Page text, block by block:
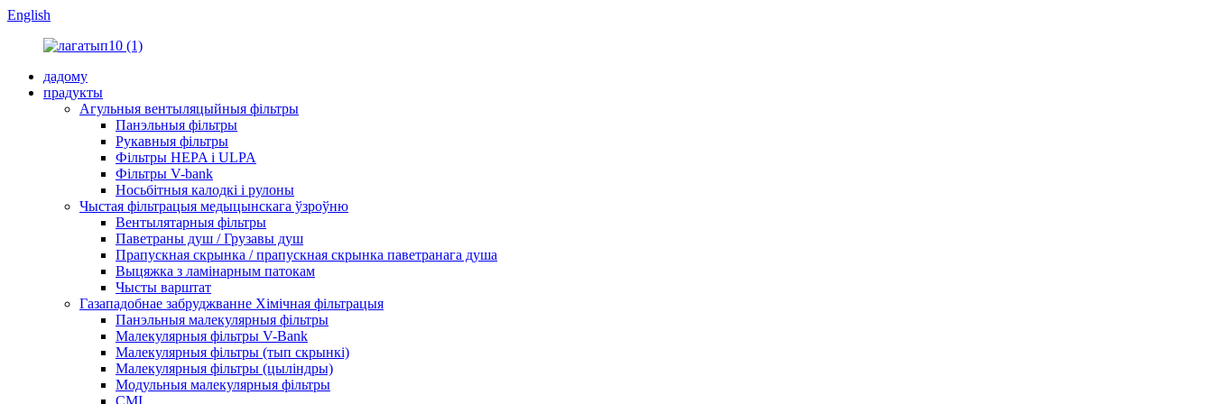
English
дадому
прадукты
Агульныя вентыляцыйныя фільтры
Панэльныя фільтры
Рукавныя фільтры
Фільтры HEPA і ULPA
Фільтры V-bank
Носьбітныя калодкі і рулоны
Чыстая фільтрацыя медыцынскага ўзроўню
Вентылятарныя фільтры
Паветраны душ / Грузавы душ
Прапускная скрынка / прапускная скрынка паветранага душа
Выцяжка з ламінарным патокам
Чысты варштат
Газападобнае забруджванне Хімічная фільтрацыя
Панэльныя малекулярныя фільтры
Малекулярныя фільтры V-Bank
Малекулярныя фільтры (тып скрынкі)
Малекулярныя фільтры (цыліндры)
Модульныя малекулярныя фільтры
СМІ